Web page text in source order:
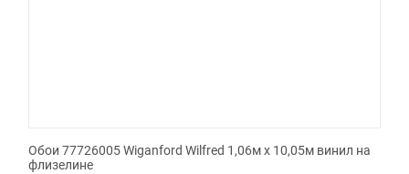
Обои 77726005 Wiganford Wilfred 1,06м х 10,05м винил на
флизелине